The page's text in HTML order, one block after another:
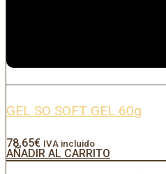
GEL SO SOFT GEL 60g
78,65€ IVA incluido
AÑADIR AL CARRITO